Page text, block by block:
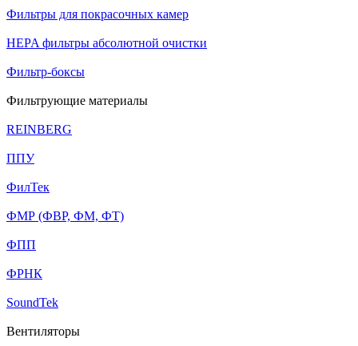
Фильтры для покрасочных камер
HEPA фильтры абсолютной очистки
Фильтр-боксы
Фильтрующие материалы
REINBERG
ППУ
ФилТек
ФМР (ФВР, ФМ, ФТ)
ФПП
ФРНК
SoundTek
Вентиляторы